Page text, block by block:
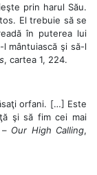
prin harul Său.
El trebuie să se
în puterea lui
mântuiască şi să-l
, cartea 1, 224.
orfani. […] Este
şi să fim cei mai
Our High Calling,